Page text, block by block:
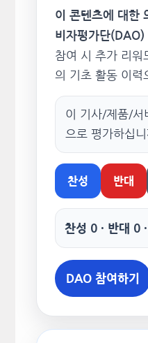
이 콘텐츠에 대한
비자평가단(DAO)
참여 시 추가 리워
의 기초 활동 이력
이 기사/제품/서
으로 평가하십
찬성 반대
찬성 0 · 반대 0
DAO 참여하기